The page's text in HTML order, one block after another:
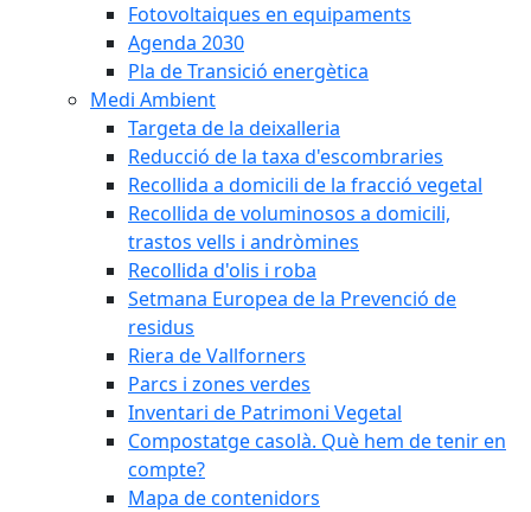
Fotovoltaiques en equipaments
Agenda 2030
Pla de Transició energètica
Medi Ambient
Targeta de la deixalleria
Reducció de la taxa d'escombraries
Recollida a domicili de la fracció vegetal
Recollida de voluminosos a domicili,
trastos vells i andròmines
Recollida d'olis i roba
Setmana Europea de la Prevenció de
residus
Riera de Vallforners
Parcs i zones verdes
Inventari de Patrimoni Vegetal
Compostatge casolà. Què hem de tenir en
compte?
Mapa de contenidors